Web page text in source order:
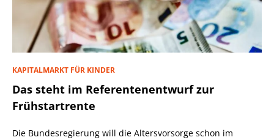
KAPITALMARKT FÜR KINDER
Das steht im Referentenentwurf zur
Frühstartrente
Die Bundesregierung will die Altersvorsorge schon im